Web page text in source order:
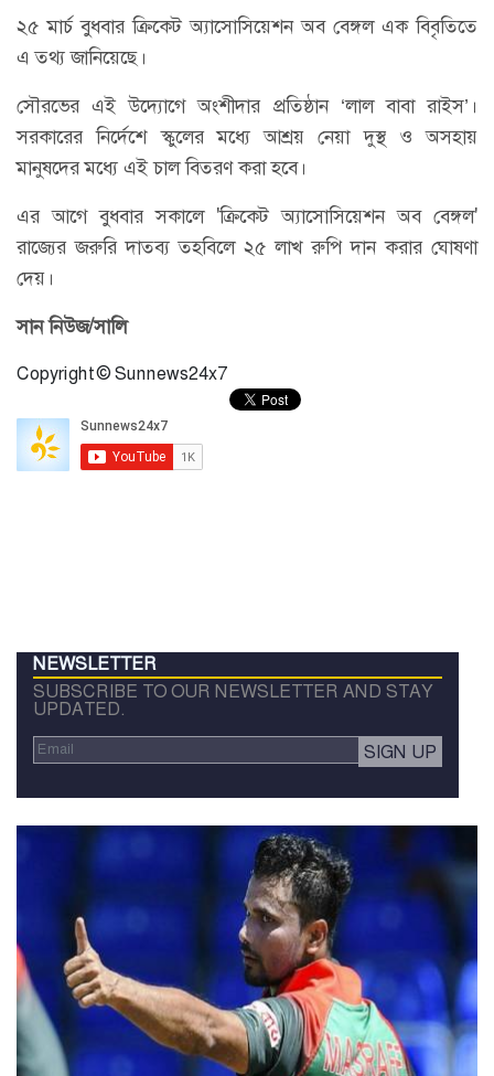
২৫ মার্চ বুধবার ক্রিকেট অ্যাসোসিয়েশন অব বেঙ্গল এক বিবৃতিতে
এ তথ্য জানিয়েছে।
সৌরভের এই উদ্যোগে অংশীদার প্রতিষ্ঠান ‘লাল বাবা রাইস’।
সরকারের নির্দেশে স্কুলের মধ্যে আশ্রয় নেয়া দুস্থ ও অসহায়
মানুষদের মধ্যে এই চাল বিতরণ করা হবে।
এর আগে বুধবার সকালে 'ক্রিকেট অ্যাসোসিয়েশন অব বেঙ্গল'
রাজ্যের জরুরি দাতব্য তহবিলে ২৫ লাখ রুপি দান করার ঘোষণা
দেয়।
সান নিউজ/সালি
Copyright © Sunnews24x7
NEWSLETTER
SUBSCRIBE TO OUR NEWSLETTER AND STAY
UPDATED.